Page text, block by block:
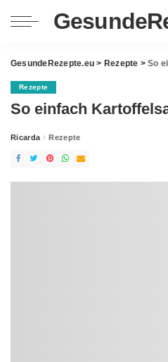
GesundeRezepte.eu > Rezepte >So
Rezepte
So einfach
Posted
Ricarda Rezepte